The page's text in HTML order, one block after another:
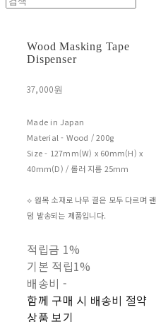
Wood Masking Tape
Dispenser
37,000원
Made in Japan
Material - Wood / 200g
Size - 127mm(W) x 60mm(H) x
40mm(D) / 롤러 지름 25mm
⟡ 원목 소재로 나무 결은 모두 다르며 랜
덤 발송되는 제품입니다.
적립금 1%
기본 적립1%
배송비 -
함께 구매 시 배송비 절약
상품 보기